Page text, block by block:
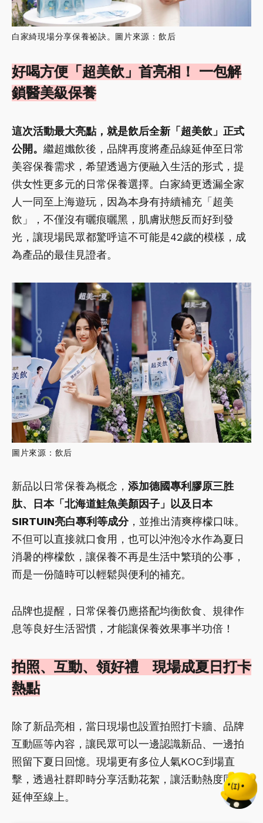
白家綺現場分享保養祕訣。圖片來源：飲后
好喝方便「超美飲」首亮相！ 一包解
鎖醫美級保養
這次活動最大亮點，就是飲后全新「超美飲」正式
公開。 繼超孅飲後，品牌再度將產品線延伸至日常
美容保養需求，希望透過方便融入生活的形式，提
供女性更多元的日常保養選擇。白家綺更透漏全家
人一同至上海遊玩，因為本身有持續補充「超美
飲」，不僅沒有曬痕曬黑，肌膚狀態反而好到發
光，讓現場民眾都驚呼這不可能是42歲的模樣，成
為產品的最佳見證者。
圖片來源：飲后
新品以日常保養為概念， 添加德國專利膠原三胜
肽、日本「北海道鮭魚美顏因子」以及日本
SIRTUIN亮白專利等成分，並推出清爽檸檬口味。
不但可以直接就口食用，也可以沖泡冷水作為夏日
消暑的檸檬飲，讓保養不再是生活中繁瑣的公事，
而是一份隨時可以輕鬆與便利的補充。
品牌也提醒，日常保養仍應搭配均衡飲食、規律作
息等良好生活習慣，才能讓保養效果事半功倍！
拍照、互動、領好禮 現場成夏日打卡
熱點
除了新品亮相，當日現場也設置拍照打卡牆、品牌
互動區等內容，讓民眾可以一邊認識新品、一邊拍
照留下夏日回憶。現場更有多位人氣KOC到場直
擊，透過社群即時分享活動花絮，讓活動熱度同步
延伸至線上。